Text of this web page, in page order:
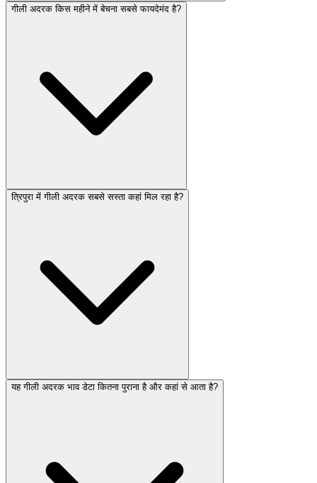
गीली अदरक किस महीने में बेचना सबसे फायदेमंद है?
त्रिपुरा में गीली अदरक सबसे सस्ता कहां मिल रहा है?
यह गीली अदरक भाव डेटा कितना पुराना है और कहां से आता है?